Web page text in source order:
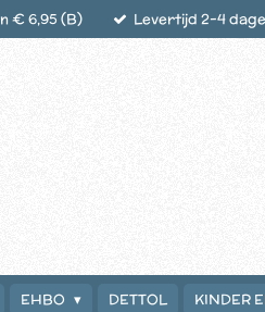
€ 6,95 (B) Levertijd 2-4
EHBO DETTOL KINDER